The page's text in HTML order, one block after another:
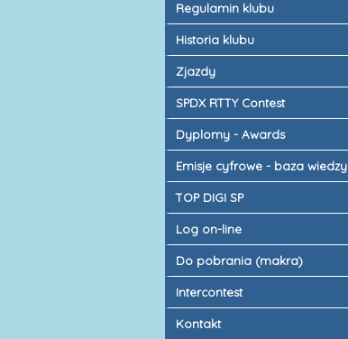
Regulamin klubu
Historia klubu
Zjazdy
SPDX RTTY Contest
Dyplomy - Awards
Emisje cyfrowe - baza wiedzy
TOP DIGI SP
Log on-line
Do pobrania (makra)
Intercontest
Kontakt